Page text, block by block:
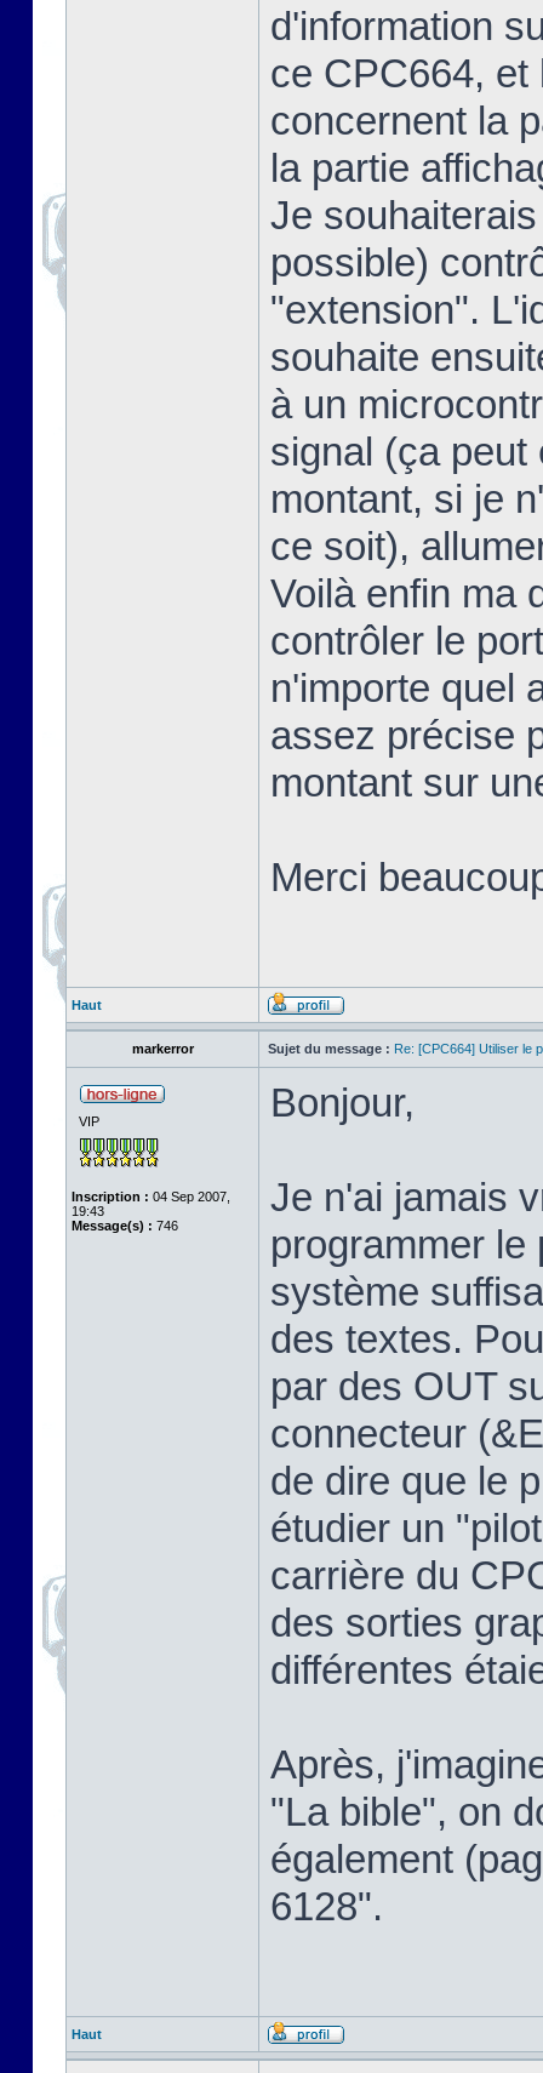
d'information
ce CPC664, et
concernent la
la partie
Je
possible)
"extension".
souhaite
à un
signal (ça peut
montant, si je
ce soit),
Voilà enfin ma
contrôler le
n'importe quel
assez précise
montant sur
Merci
Haut
markerror Sujet du message : Re: [CPC664] Utiliser le
VIP
Inscription : 04 Sep 2007,
19:43
Message(s) : 746
Bonjour,
Je n'ai jamais
programmer le
système
des textes.
par des OUT
connecteur
de dire que le
étudier un
carrière du
des sorties
différentes
Après,
"La bible", on
également
6128".
Haut